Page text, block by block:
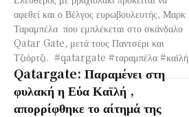
αφεθεί και ο Βέλγος ευρωβουλευτής, Μαρκ
Ταραμπέλα που εμπλέκεται στο σκάνδαλο
Qatar Gate, μετά τους Παντσέρι και
Τζιόρτζι. #qatargate #ταραμπέλα #καϊλή
Qatargate: Παραμένει στη
φυλακή η Εύα Καϊλή ,
απορρίφθηκε το αίτημά της